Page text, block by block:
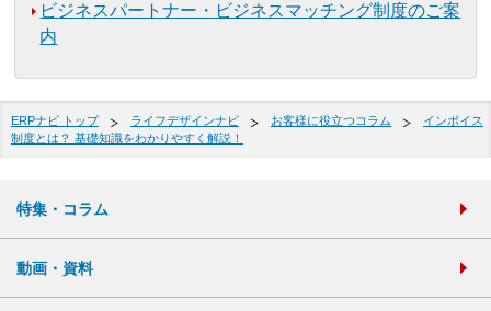
ビジネスパートナー・ビジネスマッチング制度のご案
内
ERPナビ トップ ライフデザインナビ お客様に役立つコラム
インボイス
制度とは？ 基礎知識をわかりやすく解説！
特集・コラム
動画・資料